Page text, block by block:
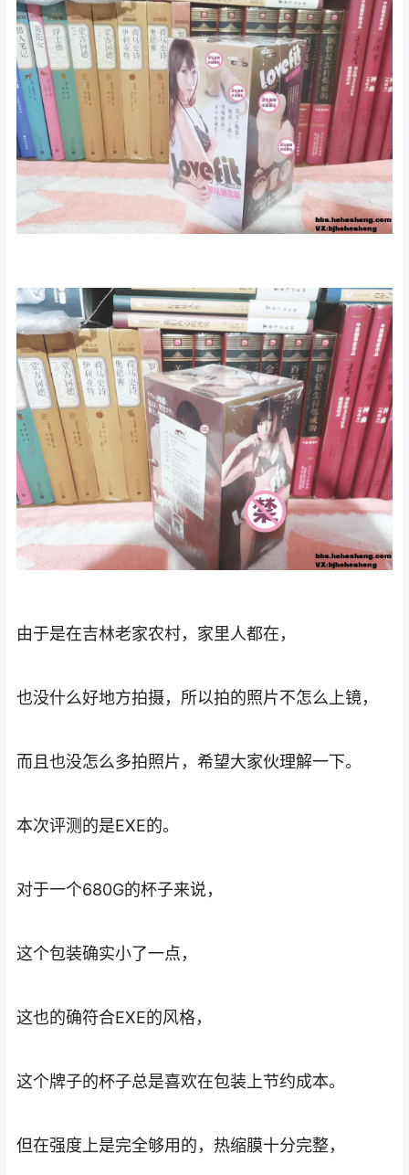
由于是在吉林老家农村，家里人都在，
也没什么好地方拍摄，所以拍的照片不怎么上镜，
而且也没怎么多拍照片，希望大家伙理解一下。
本次评测的是EXE的。
对于一个680G的杯子来说，
这个包装确实小了一点，
这也的确符合EXE的风格，
这个牌子的杯子总是喜欢在包装上节约成本。
但在强度上是完全够用的，热缩膜十分完整，